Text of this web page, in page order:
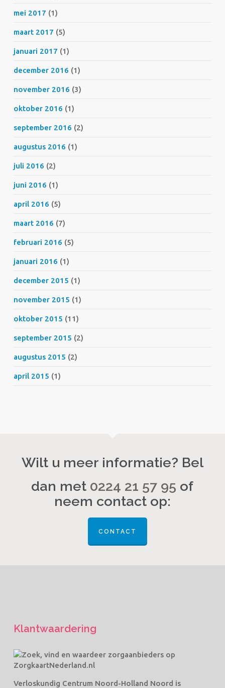
mei 2017 (1)
maart 2017 (5)
januari 2017 (1)
december 2016 (1)
november 2016 (3)
oktober 2016 (1)
september 2016 (2)
augustus 2016 (1)
juli 2016 (2)
juni 2016 (1)
april 2016 (5)
maart 2016 (7)
februari 2016 (5)
januari 2016 (1)
december 2015 (1)
november 2015 (1)
oktober 2015 (11)
september 2015 (2)
augustus 2015 (2)
april 2015 (1)
Wilt u meer informatie? Bel
dan met 0224 21 57 95 of
neem contact op:
CONTACT
Klantwaardering
Verloskundig Centrum Noord-Holland Noord is